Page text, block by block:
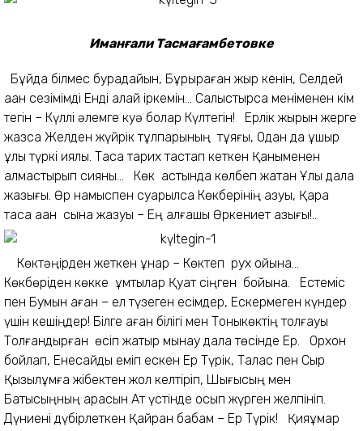
Иманғали Тасмағамбетовке
Бұйда бiлмес бурадайын, Бұрқыраған жыр кенiн, Селдей
аққан сезiмiмдi Ендi қалай iркемiн... Салыстырса менiменен кiм
тегiн – Күллi әлемге куә болар Күлтегiн! Ерлiк жырын жерге
жазса Желден жүйрiк тұлпарының тұяғы, Одан да ұшқыр
ұлы түркi қиялы. Тасқа тарих тастап кеткен Қаныменен
алмастырып сияны... Көк астында көлбеп жатқан Ұлы дала
жазығы. Өр намыспен суарылса Көкбeрiнiң азуы, Қара
тасқа қаққан сына жазуы – Ең алғашқы Өркениет қазығы!..
Көктәңiрден жеткен құнар – Көктеп рух ойына...
Көкбөрiден көкке ұмтылар Қуат сiңген бойына. Естемiс
пен Бумын қаған – ел түзеген есiмдер, Ескермеген күндер
үшiн кешiңдер! Бiлге қаған бiлiгi мен Тоныкөктiң толғауы
Толғандырған өсiп жатыр мынау дала төсiнде Ер. Орхон
бойлап, Енесайды емiп eскен Ер Түрiк, Талас пен Сыр
Қызылқұмға жiбектен жол келтiрiп, Шығысың мен
Батысыңның арасын Ат үстiнде қосып жүрген желпiнiп.
Дүниенi дүбiрлеткен Қайран бабам – Ер Түрiк! Қияқұмар